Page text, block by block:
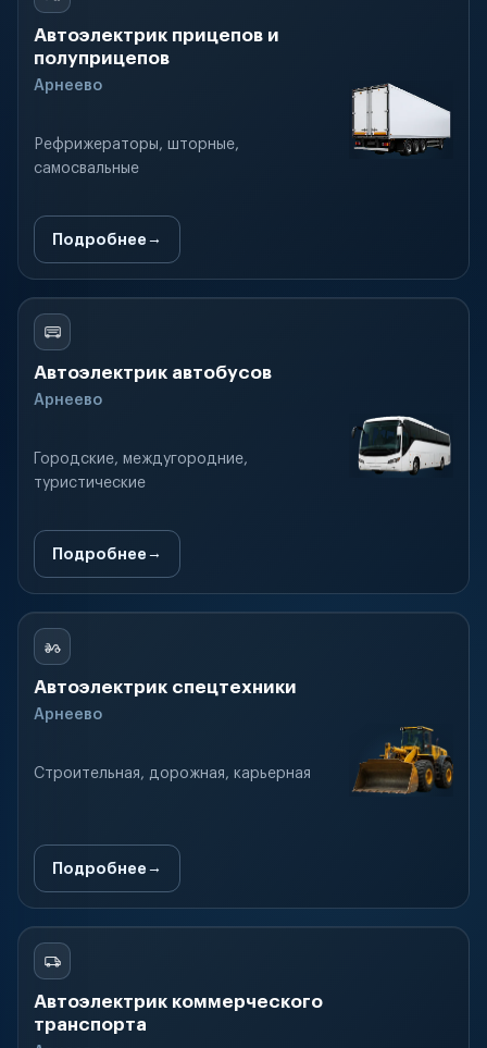
Автоэлектрик прицепов и
полуприцепов
Арнеево
Рефрижераторы, шторные,
самосвальные
Подробнее
Автоэлектрик автобусов
Арнеево
Городские, междугородние,
туристические
Подробнее
Автоэлектрик спецтехники
Арнеево
Строительная, дорожная, карьерная
Подробнее
Автоэлектрик коммерческого
транспорта